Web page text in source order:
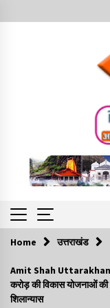
to
Trending
Home उत्तराखंड
Amit Shah Uttarakhand
करोड़ की विकास योजनाओं की
शिलान्यास